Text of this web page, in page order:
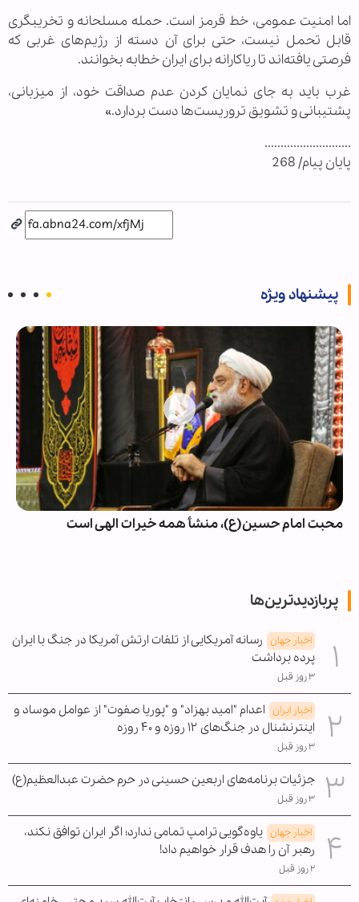
اما امنیت عمومی، خط قرمز است. حمله مسلحانه و تخریبگری
قابل تحمل نیست، حتی برای آن دسته از رژیم‌های غربی که
فرصتی یافته‌اند تا ریاکارانه برای ایران خطابه بخوانند.
غرب باید به جای نمایان کردن عدم صداقت خود، از میزبانی،
پشتیبانی و تشویق تروریست‌ها دست بردارد.»
...........................
پایان پیام/ 268
پیشنهاد ویژه
محبت امام حسین(ع)، منشأ همه خیرات الهی است
پربازدیدترین‌ها
اخبار جهان رسانه آمریکایی از تلفات ارتش آمریکا در جنگ با ایران
پرده برداشت
۳ روز قبل
اخبار ایران اعدام "امید بهزاد" و "پوریا صفوت" از عوامل موساد و
اینترنشنال در جنگ‌های ۱۲ روزه و ۴۰ روزه
۳ روز قبل
جزئیات برنامه‌های اربعین حسینی در حرم حضرت عبدالعظیم(ع)
۳ روز قبل
اخبار جهان یاوه‌گویی ترامپ تمامی ندارد؛ اگر ایران توافق نکند،
رهبر آن را هدف قرار خواهیم داد!
۲ روز قبل